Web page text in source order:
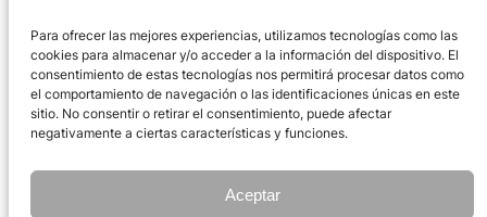
Para ofrecer las mejores experiencias, utilizamos tecnologías como las
cookies para almacenar y/o acceder a la información del dispositivo. El
consentimiento de estas tecnologías nos permitirá procesar datos como
el comportamiento de navegación o las identificaciones únicas en este
sitio. No consentir o retirar el consentimiento, puede afectar
negativamente a ciertas características y funciones.
Aceptar
Tardes 16:00h – 18:30h
Viernes 08:00h – 14:00h
ACQUAROYAL.COM
Dirección